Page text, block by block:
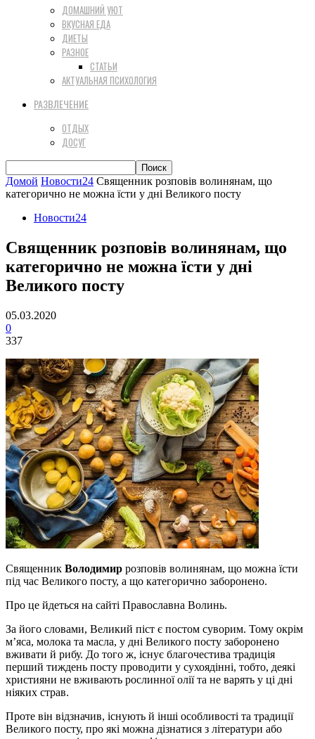
ДОМАШНИЙ УЮТ
ВКУСНАЯ ЕДА
ДИЕТЫ
РАЗНОЕ
СТАТЬИ
АКТУАЛЬНАЯ ПСИХОЛОГИЯ
РАЗВЛЕЧЕНИЕ
ОТДЫХ
ДОСУГ
Домой Новости24 Священник розповів волинянам, що
категорично не можна їсти у дні Великого посту
Новости24
Священник розповів волинянам, що
категорично не можна їсти у дні
Великого посту
05.03.2020
0
337
Священник Володимир розповів волинянам, що можна їсти
під час Великого посту, а що категорично заборонено.
Про це йдеться на сайті Православна Волинь.
За його словами, Великий піст є постом суворим. Тому окрім
м’яса, молока та масла, у дні Великого посту заборонено
вживати й рибу. До того ж, існує благочестива традиція
перший тиждень посту проводити у сухоядінні, тобто, деякі
християни не вживають рослинної олії та не варять у ці дні
ніяких страв.
Проте він відзначив, існують й інші особливості та традиції
Великого посту, про які можна дізнатися з літератури або